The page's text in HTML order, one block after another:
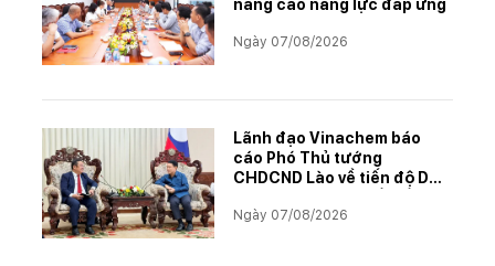
nâng cao năng lực đáp ứng
Ngày 07/08/2026
Lãnh đạo Vinachem báo
cáo Phó Thủ tướng
CHDCND Lào về tiến độ Dự
muối mỏ Kali
Ngày 07/08/2026